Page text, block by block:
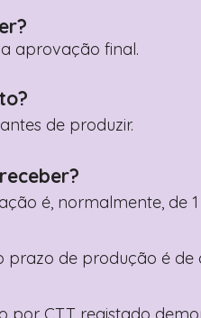
aprovação final.
de produzir.
é, normalmente, de
prazo de produção é